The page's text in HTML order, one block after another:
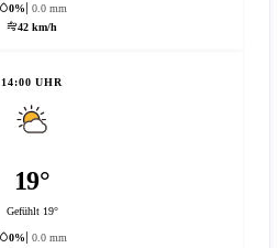
0%
0.0 mm
42 km/h
14:00 UHR
19°
Gefühlt 19°
0%
0.0 mm